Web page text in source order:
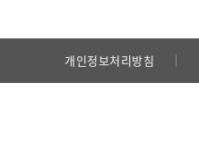
개인정보처리방침